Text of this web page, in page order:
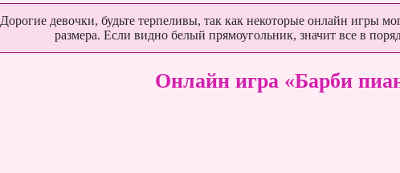
Дорогие девочки, будьте терпеливы, так как некоторые онлайн игры
размера. Если видно белый прямоугольник, значит все в
Онлайн игра «Барби